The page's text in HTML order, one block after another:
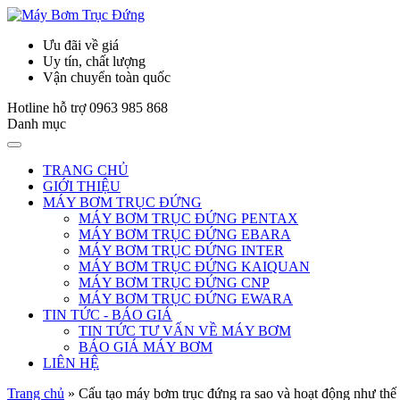
Ưu đãi về giá
Uy tín, chất lượng
Vận chuyển toàn quốc
Hotline hỗ trợ 0963 985 868
Danh mục
TRANG CHỦ
GIỚI THIỆU
MÁY BƠM TRỤC ĐỨNG
MÁY BƠM TRỤC ĐỨNG PENTAX
MÁY BƠM TRỤC ĐỨNG EBARA
MÁY BƠM TRỤC ĐỨNG INTER
MÁY BƠM TRỤC ĐỨNG KAIQUAN
MÁY BƠM TRỤC ĐỨNG CNP
MÁY BƠM TRỤC ĐỨNG EWARA
TIN TỨC - BÁO GIÁ
TIN TỨC TƯ VẤN VỀ MÁY BƠM
BÁO GIÁ MÁY BƠM
LIÊN HỆ
Trang chủ » Cấu tạo máy bơm trục đứng ra sao và hoạt động như thế